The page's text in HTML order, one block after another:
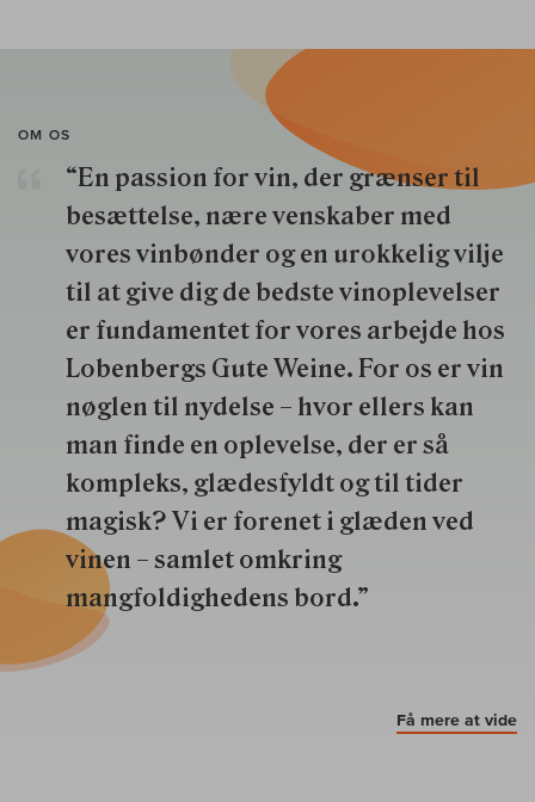
OM OS
“En passion for vin, der grænser til
besættelse, nære venskaber med
vores vinbønder og en urokkelig vilje
til at give dig de bedste vinoplevelser
er fundamentet for vores arbejde hos
Lobenbergs Gute Weine. For os er vin
nøglen til nydelse – hvor ellers kan
man finde en oplevelse, der er så
kompleks, glædesfyldt og til tider
magisk? Vi er forenet i glæden ved
vinen – samlet omkring
mangfoldighedens bord.”
Få mere at vide